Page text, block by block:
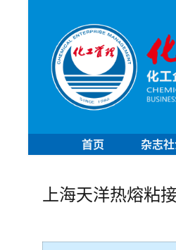
首页 杂志
上海天洋热熔粘